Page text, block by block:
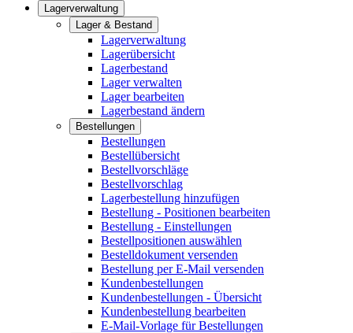
Lagerverwaltung
Lager & Bestand
Lagerverwaltung
Lagerübersicht
Lagerbestand
Lager verwalten
Lager bearbeiten
Lagerbestand ändern
Bestellungen
Bestellungen
Bestellübersicht
Bestellvorschläge
Bestellvorschlag
Lagerbestellung hinzufügen
Bestellung - Positionen bearbeiten
Bestellung - Einstellungen
Bestellpositionen auswählen
Bestelldokument versenden
Bestellung per E-Mail versenden
Kundenbestellungen
Kundenbestellungen - Übersicht
Kundenbestellung bearbeiten
E-Mail-Vorlage für Bestellungen